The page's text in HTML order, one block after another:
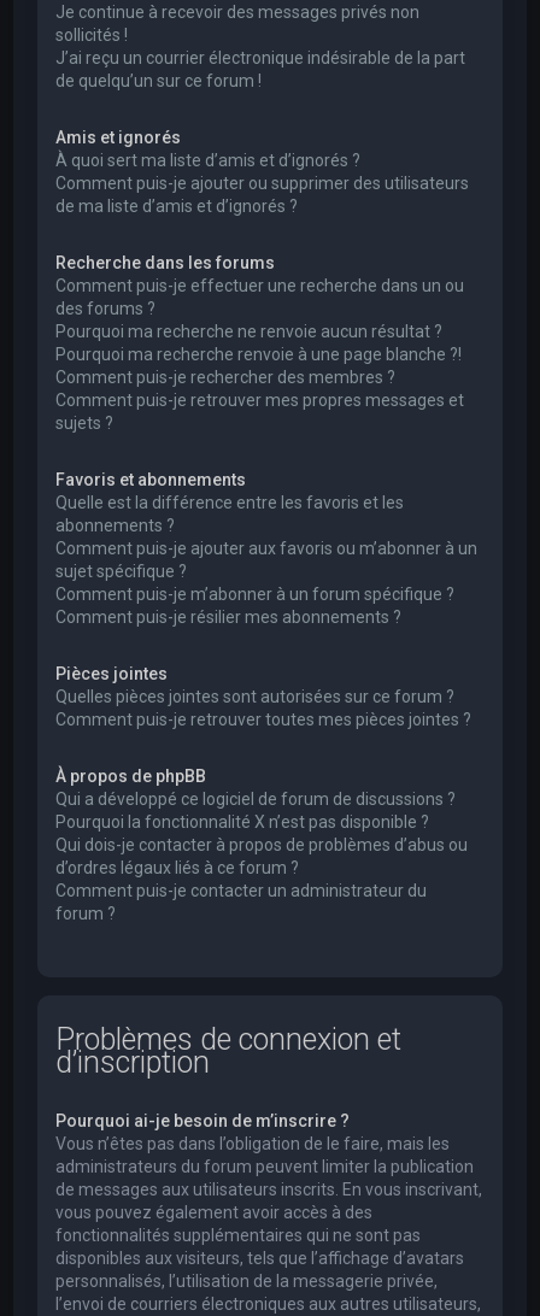
Je continue à recevoir des messages privés non
sollicités !
J’ai reçu un courrier électronique indésirable de la part
de quelqu’un sur ce forum !
Amis et ignorés
À quoi sert ma liste d’amis et d’ignorés ?
Comment puis-je ajouter ou supprimer des utilisateurs
de ma liste d’amis et d’ignorés ?
Recherche dans les forums
Comment puis-je effectuer une recherche dans un ou
des forums ?
Pourquoi ma recherche ne renvoie aucun résultat ?
Pourquoi ma recherche renvoie à une page blanche ?!
Comment puis-je rechercher des membres ?
Comment puis-je retrouver mes propres messages et
sujets ?
Favoris et abonnements
Quelle est la différence entre les favoris et les
abonnements ?
Comment puis-je ajouter aux favoris ou m’abonner à un
sujet spécifique ?
Comment puis-je m’abonner à un forum spécifique ?
Comment puis-je résilier mes abonnements ?
Pièces jointes
Quelles pièces jointes sont autorisées sur ce forum ?
Comment puis-je retrouver toutes mes pièces jointes ?
À propos de phpBB
Qui a développé ce logiciel de forum de discussions ?
Pourquoi la fonctionnalité X n’est pas disponible ?
Qui dois-je contacter à propos de problèmes d’abus ou
d’ordres légaux liés à ce forum ?
Comment puis-je contacter un administrateur du
forum ?
Problèmes de connexion et
d’inscription
Pourquoi ai-je besoin de m’inscrire ?
Vous n’êtes pas dans l’obligation de le faire, mais les
administrateurs du forum peuvent limiter la publication
de messages aux utilisateurs inscrits. En vous inscrivant,
vous pouvez également avoir accès à des
fonctionnalités supplémentaires qui ne sont pas
disponibles aux visiteurs, tels que l’affichage d’avatars
personnalisés, l’utilisation de la messagerie privée,
l’envoi de courriers électroniques aux autres utilisateurs,